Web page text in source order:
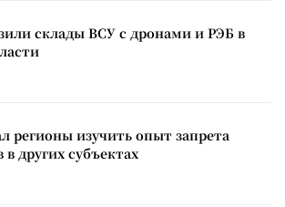
склады ВСУ с дронами и РЭБ в
регионы изучить опыт запрета
других субъектах